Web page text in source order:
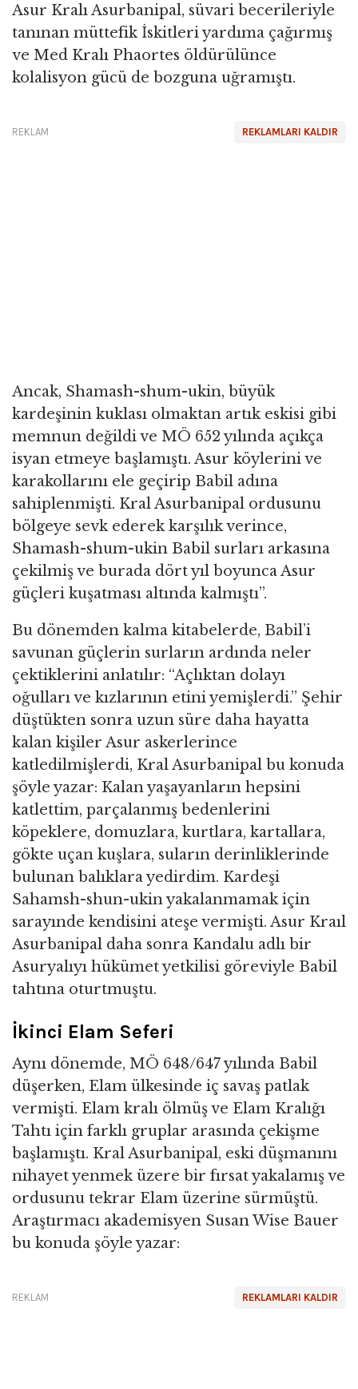
Asur Kralı Asurbanipal, süvari becerileriyle
tanınan müttefik İskitleri yardıma çağırmış
ve Med Kralı Phaortes öldürülünce
kolalisyon gücü de bozguna uğramıştı.
REKLAMLARI KALDIR
REKLAM
Ancak, Shamash-shum-ukin, büyük
kardeşinin kuklası olmaktan artık eskisi gibi
memnun değildi ve MÖ 652 yılında açıkça
isyan etmeye başlamıştı. Asur köylerini ve
karakollarını ele geçirip Babil adına
sahiplenmişti. Kral Asurbanipal ordusunu
bölgeye sevk ederek karşılık verince,
Shamash-shum-ukin Babil surları arkasına
çekilmiş ve burada dört yıl boyunca Asur
güçleri kuşatması altında kalmıştı”.
Bu dönemden kalma kitabelerde, Babil’i
savunan güçlerin surların ardında neler
çektiklerini anlatılır: “Açlıktan dolayı
oğulları ve kızlarının etini yemişlerdi.” Şehir
düştükten sonra uzun süre daha hayatta
kalan kişiler Asur askerlerince
katledilmişlerdi, Kral Asurbanipal bu konuda
şöyle yazar: Kalan yaşayanların hepsini
katlettim, parçalanmış bedenlerini
köpeklere, domuzlara, kurtlara, kartallara,
gökte uçan kuşlara, suların derinliklerinde
bulunan balıklara yedirdim. Kardeşi
Sahamsh-shun-ukin yakalanmamak için
sarayınde kendisini ateşe vermişti. Asur Kraıl
Asurbanipal daha sonra Kandalu adlı bir
Asuryalıyı hükümet yetkilisi göreviyle Babil
tahtına oturtmuştu.
İkinci Elam Seferi
Aynı dönemde, MÖ 648/647 yılında Babil
düşerken, Elam ülkesinde iç savaş patlak
vermişti. Elam kralı ölmüş ve Elam Kralığı
Tahtı için farklı gruplar arasında çekişme
başlamıştı. Kral Asurbanipal, eski düşmanını
nihayet yenmek üzere bir fırsat yakalamış ve
ordusunu tekrar Elam üzerine sürmüştü.
Araştırmacı akademisyen Susan Wise Bauer
bu konuda şöyle yazar:
REKLAMLARI KALDIR
REKLAM